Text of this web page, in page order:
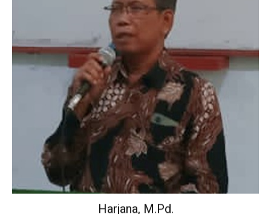
Kepala Sekolah
Harjana, M.Pd.